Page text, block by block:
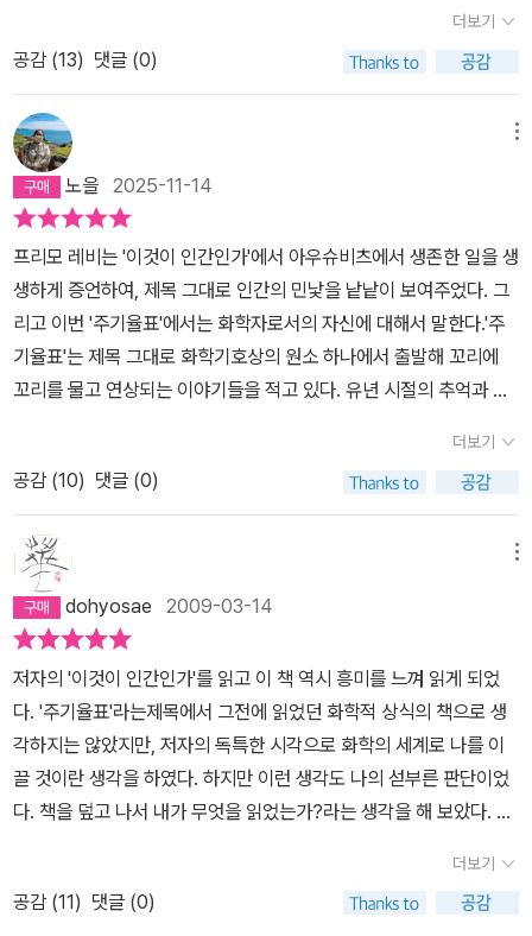
모르겠다. 오독의 자유야말로 독서가 제공하는 즐거움 중의 하나가
아니었던가. <주기율표>에서는 가능하면 전작 <이것이 인간인가>
에 나온 아우슈비츠 이야기는 배제하고 화학자로서 평생 밥벌이와 아
우슈비츠에서 결국 그의 목숨을 건질 수 있게 했던 원소와 얽힌 이야
기들에 방점을 찍는다. 사실 구판 <주기율표>를 보유하고 있으면서
도 나를 주저하게 했던 이유 중의 하나가 바로 그런 주기율표를 장식
하는 원소 기호가 아니었을까 생각해 본다. 아직도 고등학교 시절 외
웠던 수헬리베붕탄질산으로 이어지는 암기의 기억은 여전하니까. 그
시간들이 프리모 레비 같은 연구 실험자들에게는 세상의 비밀을 밝히
는 소중하면서도 동시에 즐거움의 시간이었을 진 모르겠지만, 또 누
군가에는 고통의 시간들이기도 했다는 걸 알아주려나. 한편 프리모
레비는 밥벌이와 암으로 죽어가는 아버지를 부양하기 위해 광상에서
니켈을 제련해내는 일이 궁극적으로 독일군의 세계정복에 필요한 포
탄에 사용될 지도 모른다는 양심적 고민도 했다. 스탈린그라드 전투
탈리아는 추축국에서 이탈했고, 한 때 동맹국이었던 독일은 중부와
북부 이탈리아의 정복군으로 변신했다. 무장도 제대로 갖추지 못한
채, 얼치기 빨치산 활동에 나섰던 프리모 레비는 파시스트 민병대에
게 체포되어 총살될 운명에 처하게 된다. 심문 중에 유대인이라는 사
실을 밝힌 프리모 레비는 민병대에게 총살당하는 대신, 악명 높은 절
멸수용소 아우슈비츠로 이송된다. 이후의 이야기들은 <이것이 인간
인가>에서 자세하게 다루고 있으니 패스하도록 하자. 운명의 여신
은 아우슈비츠로 이송된 650명의 이탈리아 유대인 중에 살아남은 2
0명에 프리모 레비를 채워 넣었다. 그리고 그는 고작 3~4개월 밖에
존하는데 성공했다. 도덕률에 따라 생전 도둑질이라고는 해본 적이
없던 사람이 극적으로 변신해 가는 과정도 생생하게 등장한다. 과학
주 만족스러운 독서였다. 컵받침에 쏟은 설탕 알갱이 한 알 한 알 집어
먹어서 즐거운 건지 설탕은 원래 맛있는 건지 잘 모르겠지만 하여간
에 그랬다. 철의 이미지와 잘 맞는 산 타는 강인한 산드로(산에 올라
가서 산드로? 미안…)의 이야기가 강렬했다. 읽어나갈수록 강렬함과
인상 깊은 에피소드는 자꾸 갱신되었다. 폐기물에서 니켈 추출하려고
광산에서 일하던 시절 레비가 쓴 환상동화들도 좀 어이없지만 재미있
었다. 야, 거대한 납 맥 찾았으니 이제 자손을 퍼뜨리자! 수은 판 돈으
로 내 부인한테 껄떡대는 놈한테 소개시켜줄 여자를 데려왔는데 그냥
이 여자, 나랑 살자! 이런 원시적인 빻은 이야기가 왜 재미있어… 인으
로 당뇨 치료하려는 무의미한 실험하는 와중에 유일하게 의미있었던,
좋아하는 직장 동료 겸 동창생 여자친구 붙잡지 못하는 이야기, 포로
로 잡힌 중에 곧 다시 풀려나 흐르는 강에서 사금 캘 것을 자랑하는 다
보내준 걸 분석한 이야기, 감광지의 완두콩 얼룩의 비밀, 결함있는 니
은 탄소 순환을 온갖 비유 버무려 아름답고 비장하게 마무리해서 오
사기다… 화학자가 글도 잘 써… 생존도 잘 해… 남의 이야기도 잘 듣
고 잘 주워다 잘 모아놨다 했다. 본문도 좋은데 말미에는 필립 로스가
토리노의 레비 집 찾아가서 대담한 내용을 정리해 놨다. 나도 질 수 없
지! 문돌이 파워! 하고 인터뷰 도입부부터 겁나 힘준 게 느껴져서 이거
읽는 재미도 좋았다. 필립 로스는 질문 던지는 거 보니까 참 좋은 독자
였다… 레비는 로스랑 이야기 나누면서 내 책을 이렇게 열심히 제대로
읽은 사람이랑 말하니까 좋다 히히 했을 것 같다. 그치만 지금은 두 할
배 다 이 세상에 없구나… 나와 주변을 이루는 수많은 물질들 대부분
에 앞선 사람들이 열심히 이름을 붙여 두었다. 분자 구조식이랑 특성
이랑 다 잘 분석해서 요렇게 조렇게 활용할 방법도 찾아 두었다. 새로
게 되었다. 주기율표는 책의 제목이 말해주는 것처럼 주기율표상의
원소에 대한 이야기를 담고 있다. 아니, 단순히 원소의 이야기가 아니
찰이 담겨 있다. 실험실에서 원소를 추출하는 이야기인 듯 하지만 그
의 사랑 이야기가 담겨 있고, 친구와의 추억이 담겨 있는 것이다. 그리
고 프리모 레비의 사유와 성찰이 담겨 있다.이런 멋진 구성으로 이야
기를 풀어나가며 그 많은 것을 담아 낼 수 있는 사람이 문학가라기보
다는 화학자였다는 사실이 놀랍다. 책을 읽으며 놀라워해야 하는 것
이 이런 것은 아니겠지만. 주기율표를 읽으며 내용에 대해 조금이라
도 더 이해할 수 있었던 것은 '시대의 증언자 쁘리모 레비를 찾아서'를
먼저 읽었기 때문이기도 하고 부록으로 실린 대담과 연보, 서경식의
해설이 있어서이기도 하다. 여전히 프리모 레비의 철학적 사유에 대
읽어야겠다는 생각이 든다. 그 이후에, 나는 프리모 레비가 던지는 물
음에 답해 볼 수 있을까?...... 의심스러울뿐,이라고 해야하겠지?.....
군사계엄이 연속되는 시대를 관통했다. 대학 정문은 계엄군이 가로막
고 서있어 출입이 불가능하던 시절이었다. 모든 대자보에는 ‘파쇼’라
는 수식어가 붙어 당시 군사독재 권력의 성격을 규정하곤 했다. 파시
스트라는 말이 그리 어려운 말이 아니다. 대중을 향한 언어는 단순 명
쾌해야 한다는 것이 내 믿음이다. 한 마디로 모두가 하나같이 똑같아
야 한다는 말이며, 그 하나에는 어떤 불순물도 섞여서는 안 된다는 이
념이다. 즉 한 집단의 순수성을 유지키 위해 권력이 요구하는 단 하나
의 정체성 이외의 그 어떤 다름도 부정하겠다는 말이다. 바로 작금의
검찰 독재권력이 요구하는 것이 이러한 자기 동일성의 강요이다. 때
문에 무수히 다양한 국민적 요구는 자기들과 다른 것이기에 부정되고
배척되어야 하는 것이며, 급기야는 폭력과 살상까지도 정당화하게 된
다. 프리모 레비는 파시스트 권력에 저항하다 아우슈비츠에 끌려가기
전 토리노대학 화학과 최우등 졸업생으로 유망한 미래가 기대되던 청
어지는 구성은 너무도 자연스러운 것이라 할 수 있다. 책에는 다음과
같은 이야기가 있다. 아연(Zn)의 장에 있는 글인데, 그의 학부시절 실
험수업의 한 장면으로부터 이어지는 회상이다. 실험 조교는 그에게
아연을 주고는 황산아연을 제조하라는 과제를 부과했다. 실험실에는
황산용액이 이미 준비되어 있기에 쉽사리 주어진 과제를 제조할 수
있다. 즉 황산과 아연을 결합시키면 되는 것이니 단순하게 보인다. 그
런데, 순수한 아연은 어떤 결합도 완강히 거부하는 물질이다. 따라서
아연은 황산과 반응하지 않는다. 변화를 일으켜 서로 다른 물질이 결
합하여 새로운 물질을 생성하려면 불순물, 즉 다른 물질이 존재하여
황산용액에 황산구리 용액을 한 방울 떨어뜨린다. 불순물이 첨가되자
반응이 시작된다. 하얀 모피처럼 수소기포가 아연을 둘러싸고 황산아
더보기
공감 (13) 댓글 (0)
노을 2025-11-14
프리모 레비는 '이것이 인간인가'에서 아우슈비츠에서 생존한 일을 생
생하게 증언하여, 제목 그대로 인간의 민낯을 낱낱이 보여주었다. 그
리고 이번 '주기율표'에서는 화학자로서의 자신에 대해서 말한다.'주
기율표'는 제목 그대로 화학기호상의 원소 하나에서 출발해 꼬리에
꼬리를 물고 연상되는 이야기들을 적고 있다. 유년 시절의 추억과 사
후 화학자로서의 열정을 이야기한다.그야말로 자서전과 명상록이 적
절히 뒤섞인 뛰어난 에세이. 나로서는 이렇게 삶을 긍정한 그가 마지
막에 그런 슬픈 선택을 한 것이 너무나도 가슴아프다. 그만큼 수용소
에서의 기억은 고통스러웠나 보다.
더보기
공감 (10) 댓글 (0)
dohyosae 2009-03-14
저자의 '이것이 인간인가'를 읽고 이 책 역시 흥미를 느껴 읽게 되었
다. '주기율표'라는제목에서 그전에 읽었던 화학적 상식의 책으로 생
각하지는 않았지만, 저자의 독특한 시각으로 화학의 세계로 나를 이
끌 것이란 생각을 하였다. 하지만 이런 생각도 나의 섣부른 판단이었
다. 책을 덮고 나서 내가 무엇을 읽었는가?라는 생각을 해 보았다. 사
는 하나의 인간표였기 때문이었다.그래서 오랫 만에 여기 저기를 뒤
져서 주기율표를 보았다. '벰가스바라,비알가...'하면서 외웠던 옛 기
더보기
공감 (11) 댓글 (0)